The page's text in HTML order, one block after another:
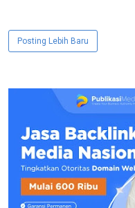
Posting Lebih Baru